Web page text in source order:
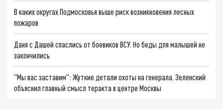
В каких округах Подмосковья выше риск возникновения лесных
пожаров
Даня с Дашей спаслись от боевиков ВСУ. Но беды для малышей не
закончились
"Мы вас заставим": Жуткие детали охоты на генерала. Зеленский
объяснил главный смысл теракта в центре Москвы